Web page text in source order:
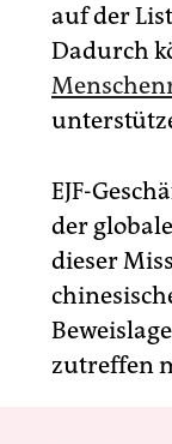
auf der
Dadurch
EJF-
der
dieser
zutreffen